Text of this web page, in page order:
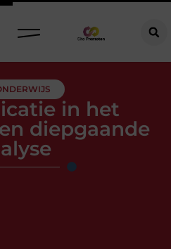
in het
diepgaande